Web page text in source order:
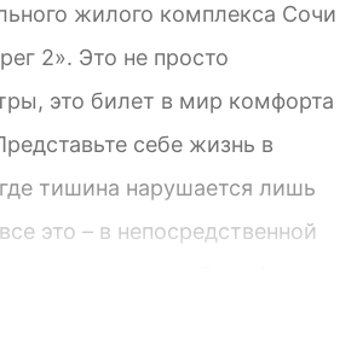
жилого комплекса Сочи
2». Это не просто
это билет в мир комфорта
себе жизнь в
тишина нарушается лишь
это – в непосредственной